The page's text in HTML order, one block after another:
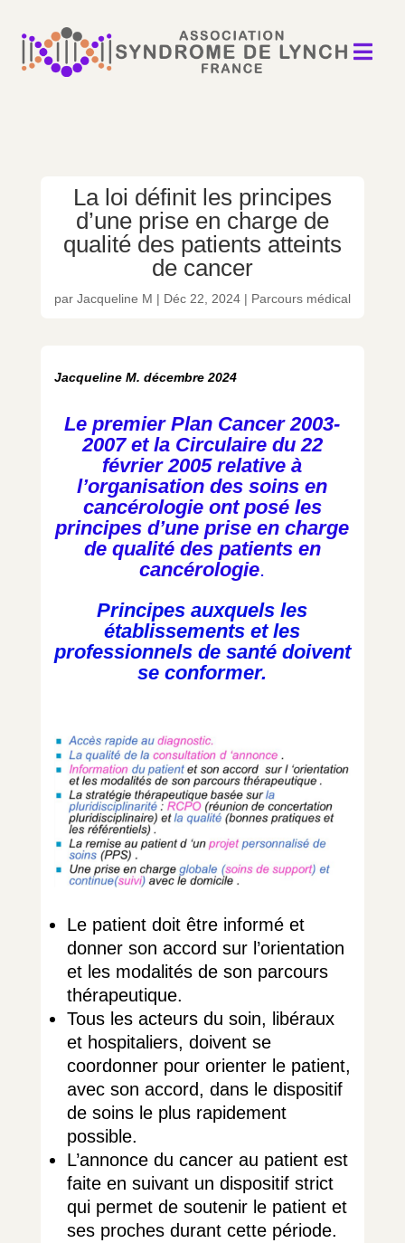

La loi définit les principes
d’une prise en charge de
qualité des patients atteints
de cancer
par Jacqueline M | Déc 22, 2024| Parcours médical
Jacqueline M. décembre 2024
Le premier Plan Cancer 2003-
2007 et la Circulaire du 22
février 2005 relative à
l’organisation des soins en
cancérologie ont posé les
principes d’une prise en charge
de qualité des patients en
cancérologie.
Principes auxquels les
établissements et les
professionnels de santé doivent
se conformer.
Le patient doit être informé et
donner son accord sur l’orientation
et les modalités de son parcours
thérapeutique.
Tous les acteurs du soin, libéraux
et hospitaliers, doivent se
coordonner pour orienter le patient,
avec son accord, dans le dispositif
de soins le plus rapidement
possible.
L’annonce du cancer au patient est
faite en suivant un dispositif strict
qui permet de soutenir le patient et
ses proches durant cette période.